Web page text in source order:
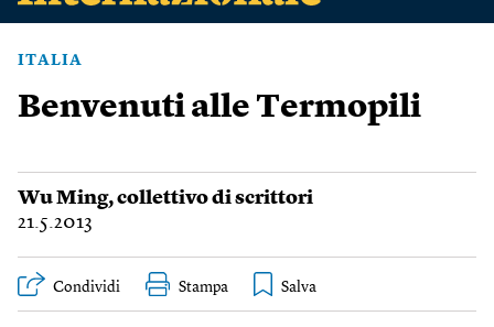
ITALIA
Benvenuti alle Termopili
Wu Ming, collettivo di scrittori
21.5.2013
Condividi Stampa